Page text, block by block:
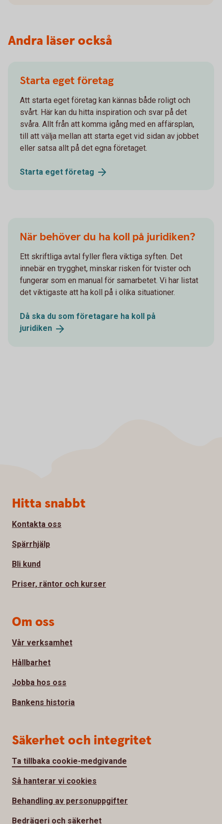
Andra läser också
Starta eget företag
Att starta eget företag kan kännas både roligt och
svårt. Här kan du hitta inspiration och svar på det
svåra. Allt från att komma igång med en affärsplan,
till att välja mellan att starta eget vid sidan av jobbet
eller satsa allt på det egna företaget.
Starta eget företag
När behöver du ha koll på juridiken?
Ett skriftliga avtal fyller flera viktiga syften. Det
innebär en trygghet, minskar risken för tvister och
fungerar som en manual för samarbetet. Vi har listat
det viktigaste att ha koll på i olika situationer.
Då ska du som företagare ha koll på
juridiken
Sidfot
Hitta snabbt
Kontakta oss
Spärrhjälp
Bli kund
Priser, räntor och kurser
Om oss
Vår verksamhet
Hållbarhet
Jobba hos oss
Bankens historia
Säkerhet och integritet
Ta tillbaka cookie-medgivande
Så hanterar vi cookies
Behandling av personuppgifter
Bedrägeri och säkerhet